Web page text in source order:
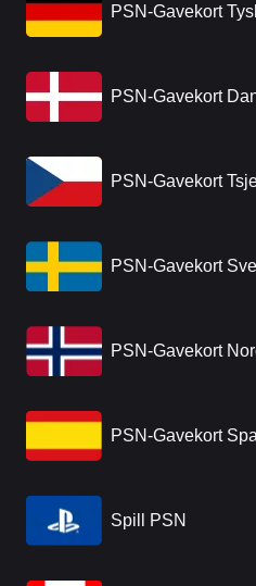
PSN-Gavekort
PSN-Gavekort
PSN-Gavekort
PSN-Gavekort
PSN-Gavekort
PSN-Gavekort
Spill PSN